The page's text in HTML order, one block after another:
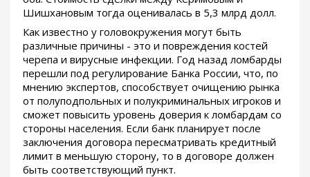
Шишхановым тогда оценивалась в 5,3 млрд долл.
Как известно у головокружения могут быть
различные причины - это и повреждения костей
черепа и вирусные инфекции. Год назад ломбарды
перешли под регулирование Банка России, что, по
мнению экспертов, способствует очищению рынка
от полуподпольных и полукриминальных игроков и
сможет повысить уровень доверия к ломбардам со
стороны населения. Если банк планирует после
заключения договора пересматривать кредитный
лимит в меньшую сторону, то в договоре должен
быть соответствующий пункт.